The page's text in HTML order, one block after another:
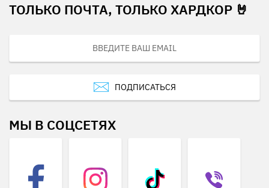
ТОЛЬКО ПОЧТА, ТОЛЬКО ХАРДКОР 🤘
ПОДПИСАТЬСЯ
МЫ В СОЦСЕТЯХ